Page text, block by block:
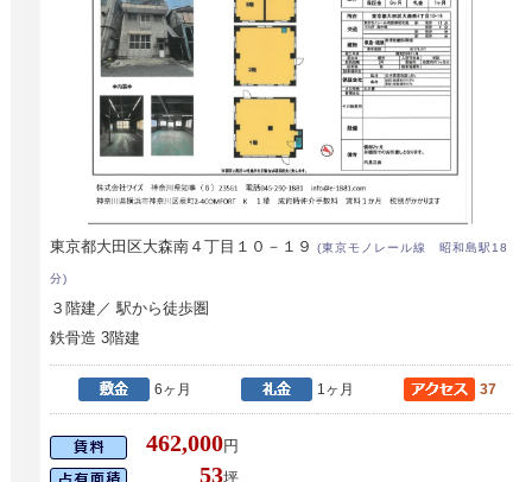
東京都大田区大森南４丁目１０－１９(東京モノレール線 昭和島駅18
分)
３階建／ 駅から徒歩圏
鉄骨造 3階建
6ヶ月 1ヶ月 37
462,000円
53坪